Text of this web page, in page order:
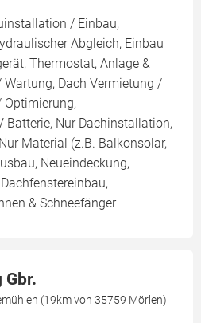
/ Einbau,
Abgleich, Einbau
Thermostat, Anlage &
Dach Vermietung /
Optimierung,
Batterie, Nur Dachinstallation,
Material (z.B. Balkonsolar,
Neueindeckung,
& Schneefänger
Gbr.
(19km von 35759 Mörlen)